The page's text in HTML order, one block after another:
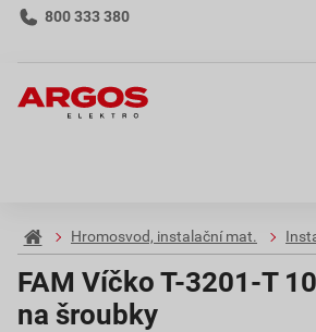
800 333 380
Hromosvod, instalační mat.
FAM Víčko T-3201-T
na šroubky